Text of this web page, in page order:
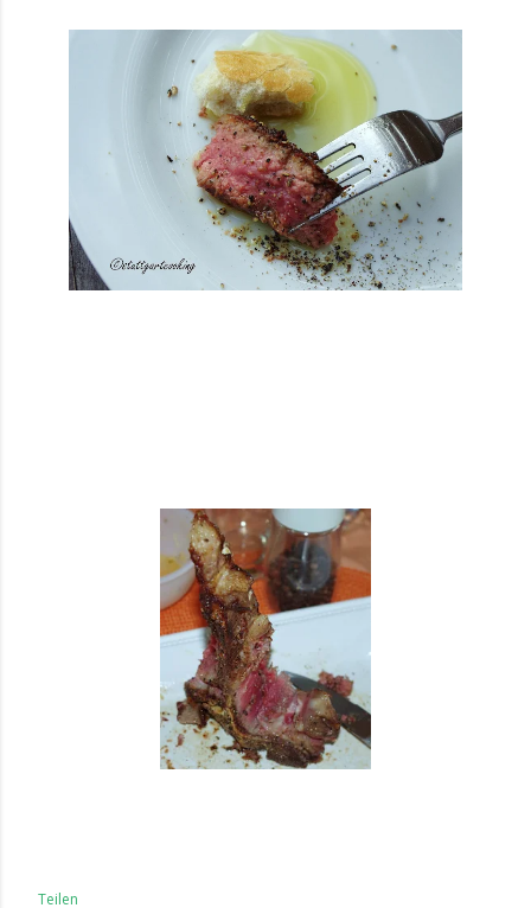
Teilen